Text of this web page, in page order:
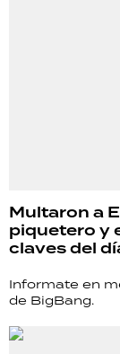
Multaron a
piquetero y
claves del
Informate en
de BigBang.